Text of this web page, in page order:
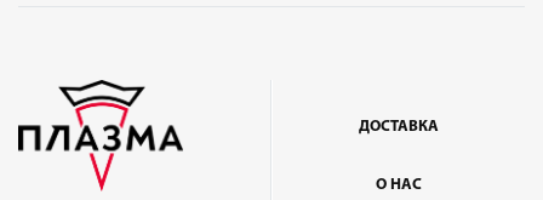
ДОСТАВКА
О НАС